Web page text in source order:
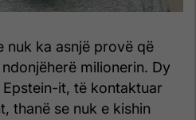
nuk ka asnjë provë që
milionerin. Dy
it, të kontaktuar
thanë se nuk e kishin